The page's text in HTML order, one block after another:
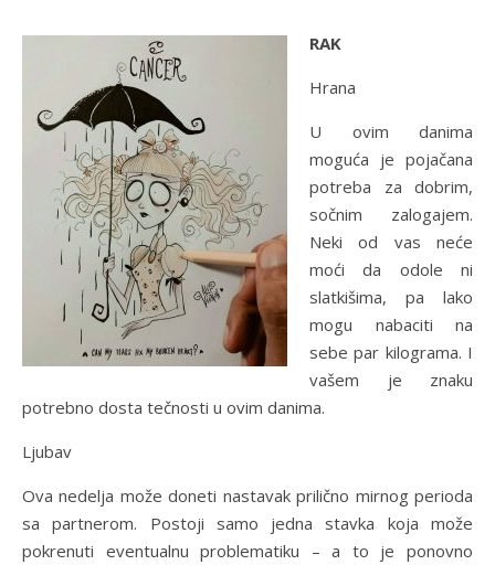
RAK
Hrana
U ovim danima
moguća je pojačana
potreba za dobrim,
sočnim zalogajem.
Neki od vas neće
moći da odole ni
slatkišima, pa lako
mogu nabaciti na
sebe par kilograma. I
vašem je znaku
potrebno dosta tečnosti u ovim danima.
Ljubav
Ova nedelja može doneti nastavak prilično mirnog perioda
sa partnerom. Postoji samo jedna stavka koja može
pokrenuti eventualnu problematiku – a to je ponovno